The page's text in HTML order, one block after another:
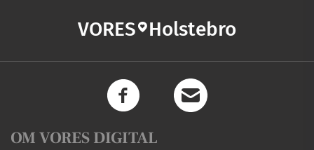
VORES Holstebro
OM VORES DIGITAL